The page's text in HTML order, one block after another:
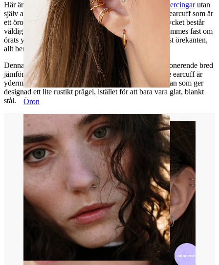
Öron
Här är det perfekta alternativ till dig som älskar öronpiercingarutan
själv att vara pierce. Här får du nämligen en så kallad earcuff som är
ett öronsmycke som används helt utan piercingar. Smycket består
väldigt simpelt av en ring med en liten åbning som klemmes fast om
örats yttre kan. Den kan i princip sitta alla ställen längst örekanten,
allt beroende på där du tycker den tar sig bästa ut.
Denna specifikke eracuff är lite speciell då den är imponerende bred
jämfört med de flesta andra earcuff. Den snygga brede earcuff är
ydermere dekorerad med ett läckert flettet mönster i ytan som ger
designad ett lite rustikt prägel, istället för att bara vara glat, blankt
stål.